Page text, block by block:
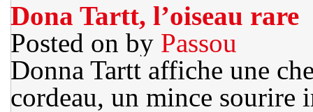
Dona Tartt, l’oiseau rare
Posted on by Passou
Donna Tartt affiche une
cordeau, un mince sourire